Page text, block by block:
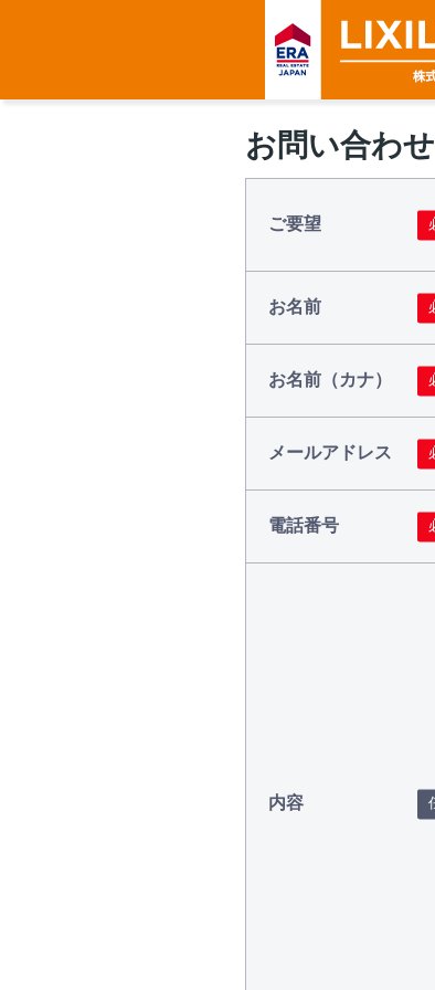
お問い合わせ
ご要望
お名前
お名前（カナ）
メールアドレス
電話番号
内容